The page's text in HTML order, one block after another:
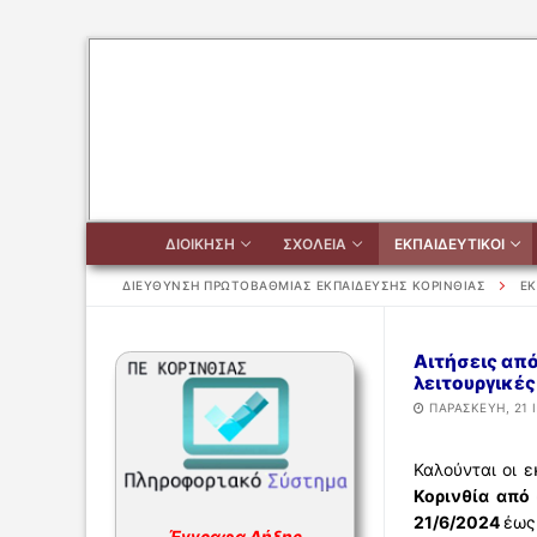
ΔΙΟΙΚΗΣΗ ΣΧΟΛΕΙΑ ΕΚΠΑΙΔΕΥΤΙΚΟΙ
Αναζήτηση
για:
ΔΙΟΙΚΗΣΗ
ΣΧΟΛΕΙΑ
ΔΙΕΥΘΥΝΣΗ ΠΡΩΤΟΒΑΘΜΙΑΣ ΕΚΠΑΙΔΕΥΣΗΣ ΚΟΡΙΝΘΙΑΣ
Αιτήσεις
ΠΑΡΑΣΚΕΥΉ, 21
Καλούνται οι
Κορινθία
21/6/2024